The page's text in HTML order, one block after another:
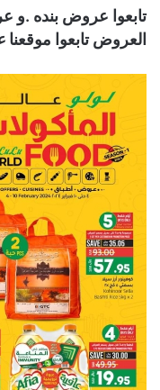
تابعوا عروض بنده .و
العروض تابعوا موقعنا